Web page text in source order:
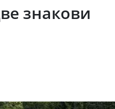
знакови